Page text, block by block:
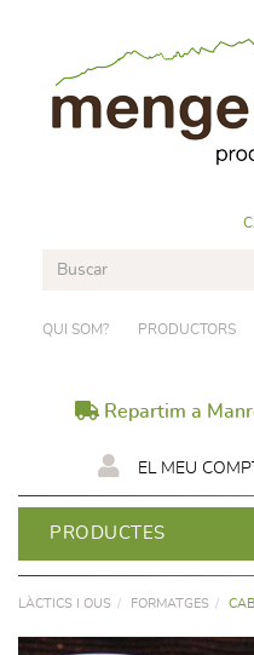
QUI SOM? PRODUCTORS
Repartim a
EL MEU
PRODUCTES
LÀCTICS I OUS FORMATGES